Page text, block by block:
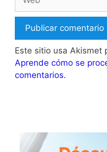
Este sitio usa Akismet
Aprende cómo se
comentarios.